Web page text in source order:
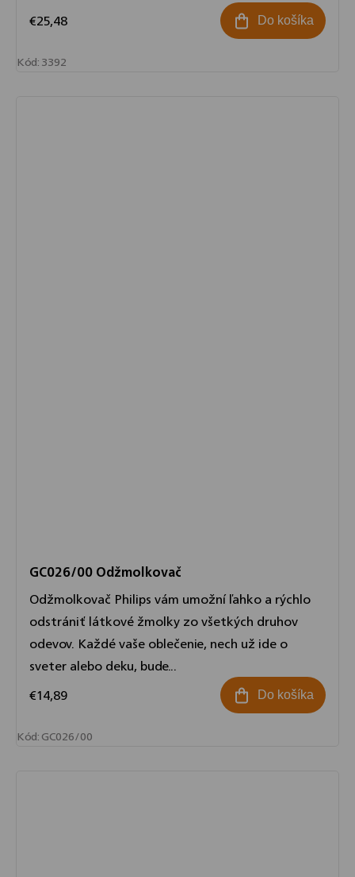
€25,48 Do košíka
Kód:3392
GC026/00 Odžmolkovač
€14,89 Do košíka
Odžmolkovač Philips vám umožní ľahko a rýchlo
odstrániť látkové žmolky zo všetkých druhov
odevov. Každé vaše oblečenie, nech už ide o
sveter alebo deku, bude...
Kód:GC026/00